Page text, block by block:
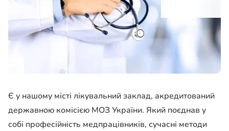
Є у нашому місті лікувальний заклад, акредитований
державною комісією МОЗ України. Який поєднав у
собі професійність медпрацівників, сучасні методи